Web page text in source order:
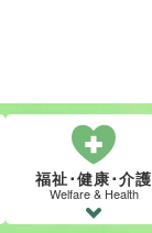
福祉･健康･介護
Welfare & Health